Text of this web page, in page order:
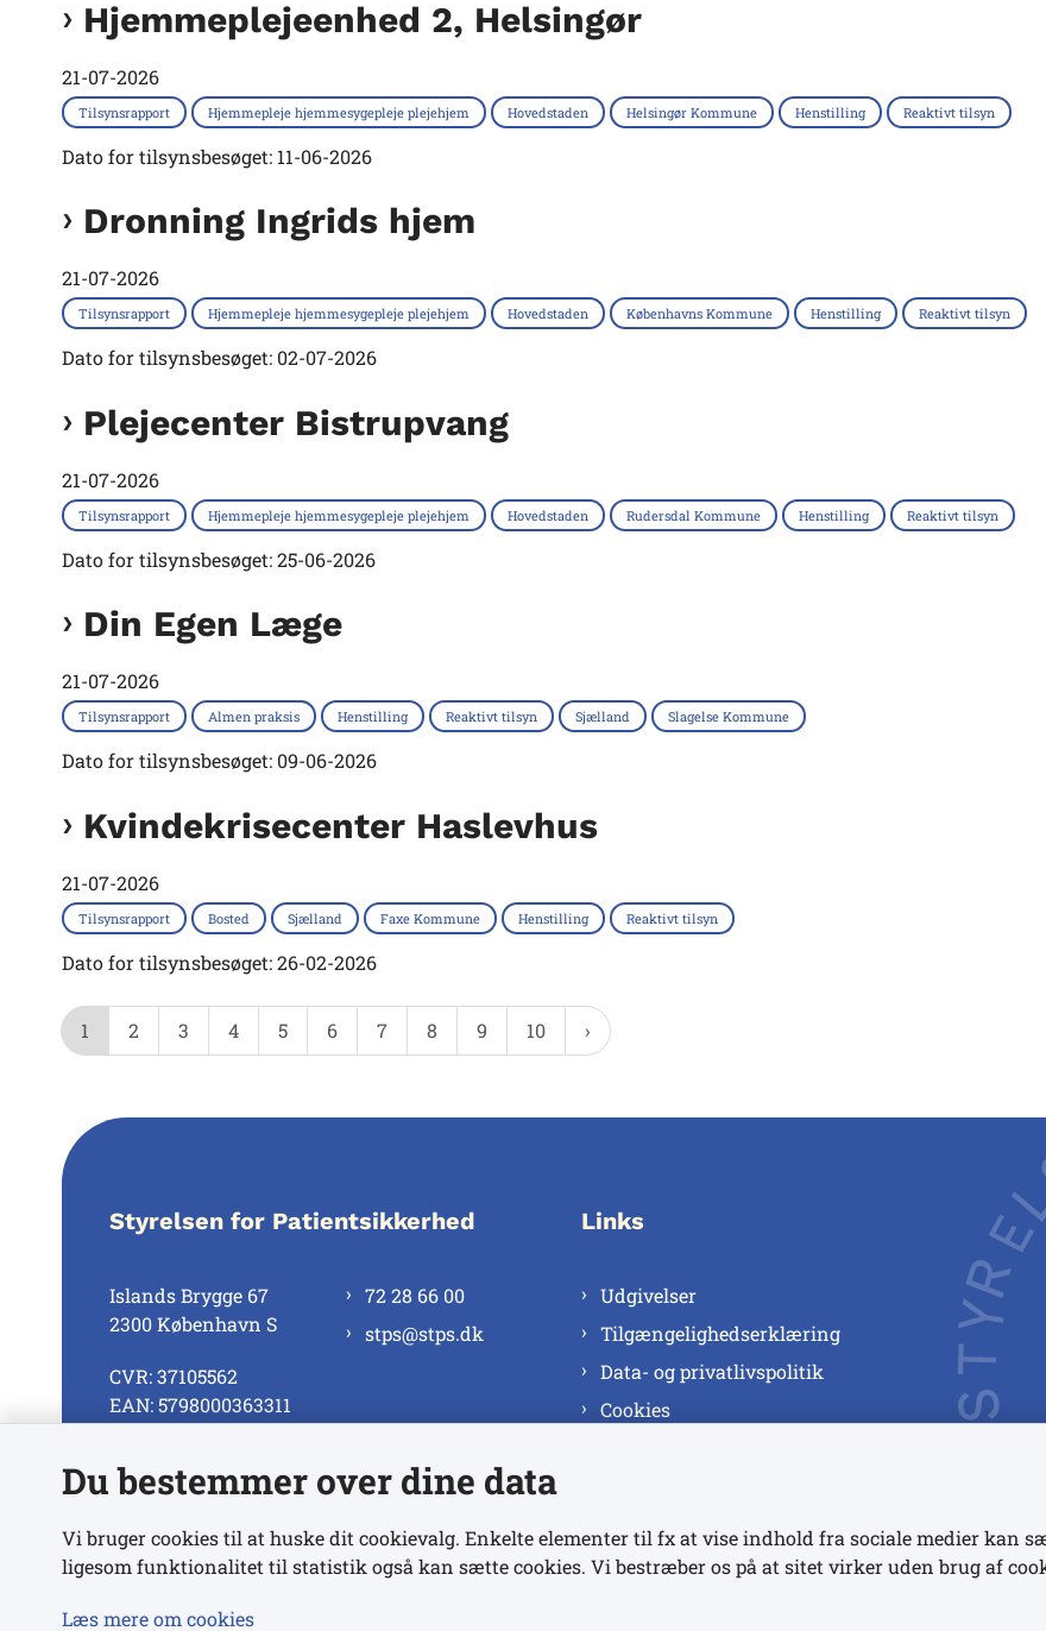
Hjemmeplejeenhed 2, Helsingør
21-07-2026
Tilsynsrapport Hjemmepleje hjemmesygepleje plejehjem Hovedstaden Helsingør Kommune Henstilling Reaktivt tilsyn
Dato for tilsynsbesøget: 11-06-2026
Dronning Ingrids hjem
21-07-2026
Tilsynsrapport Hjemmepleje hjemmesygepleje plejehjem Hovedstaden Københavns Kommune Henstilling Reaktivt tilsyn
Dato for tilsynsbesøget: 02-07-2026
Plejecenter Bistrupvang
21-07-2026
Tilsynsrapport Hjemmepleje hjemmesygepleje plejehjem Hovedstaden Rudersdal Kommune Henstilling Reaktivt tilsyn
Dato for tilsynsbesøget: 25-06-2026
Din Egen Læge
21-07-2026
Tilsynsrapport Almen praksis Henstilling Reaktivt tilsyn Sjælland Slagelse Kommune
Dato for tilsynsbesøget: 09-06-2026
Kvindekrisecenter Haslevhus
21-07-2026
Tilsynsrapport Bosted Sjælland Faxe Kommune Henstilling Reaktivt tilsyn
Dato for tilsynsbesøget: 26-02-2026
1 2 3 4 5 6 7 8 9 10
Styrelsen for Patientsikkerhed
Islands Brygge 67
2300 København S
CVR: 37105562
EAN: 5798000363311
72 28 66 00
stps@stps.dk
Se alle kontaktnumre
Links
Udgivelser
Tilgængelighedserklæring
Data- og privatlivspolitik
Cookies
Du bestemmer over dine data
Vi bruger cookies til at huske dit cookievalg. Enkelte elementer til fx at vise indhold fra sociale medier kan
ligesom funktionalitet til statistik også kan sætte cookies. Vi bestræber os på at sitet virker uden brug af
Læs mere om cookies